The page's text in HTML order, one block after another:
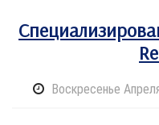
Воскресенье